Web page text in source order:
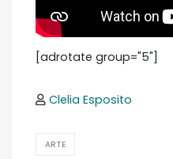
[adrotate group="5"]
Clelia Esposito
ARTE